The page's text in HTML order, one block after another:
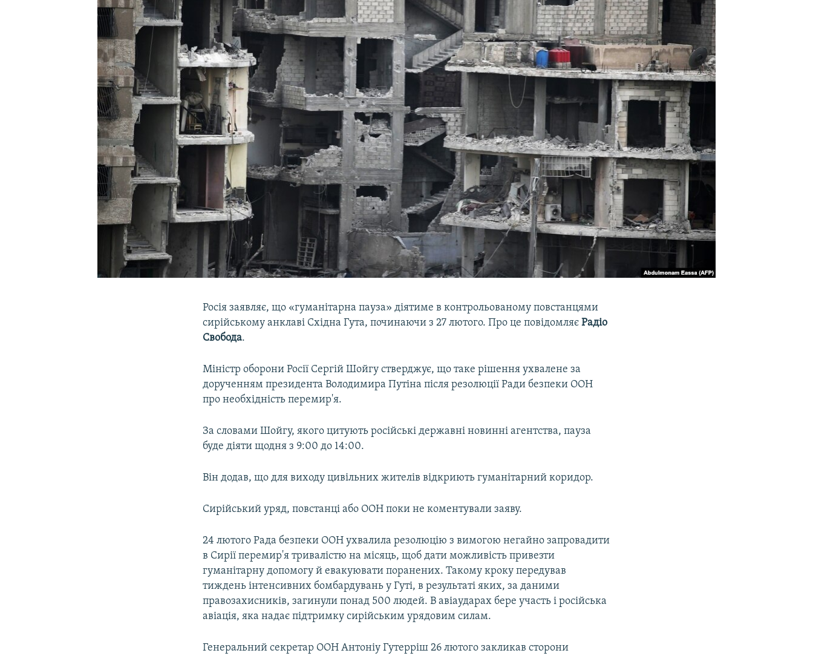
УКРАЇНСЬКА ПРОБЛЕМА КРИМУ
Росія заявляє, що «гуманітарна пауза» діятиме в контрольованому повстанцями
сирійському анклаві Східна Гута, починаючи з 27 лютого. Про це повідомляєРадіо
Свобода.
Міністр оборони Росії Сергій Шойгу стверджує, що таке рішення ухвалене за
дорученням президента Володимира Путіна після резолюції Ради безпеки ООН
про необхідність перемир'я.
За словами Шойгу, якого цитують російські державні новинні агентства, пауза
буде діяти щодня з 9:00 до 14:00.
Він додав, що для виходу цивільних жителів відкриють гуманітарний коридор.
Сирійський уряд, повстанці або ООН поки не коментували заяву.
24 лютого Рада безпеки ООН ухвалила резолюцію з вимогою негайно запровадити
в Сирії перемир'я тривалістю на місяць, щоб дати можливість привезти
гуманітарну допомогу й евакуювати поранених. Такому кроку передував
тиждень інтенсивних бомбардувань у Гуті, в результаті яких, за даними
правозахисників, загинули понад 500 людей. В авіаударах бере участь і російська
авіація, яка надає підтримку сирійським урядовим силам.
Генеральний секретар ООН Антоніу Гутерріш 26 лютого закликав сторони